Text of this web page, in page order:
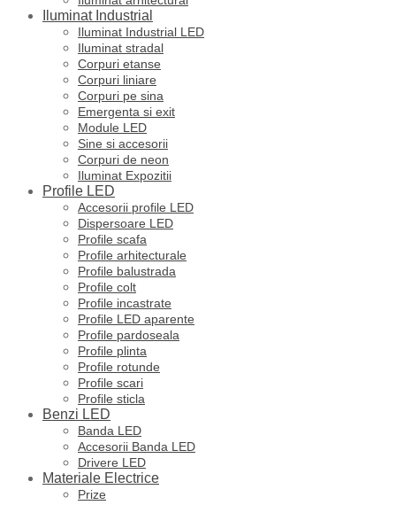
Iluminat Industrial
Iluminat Industrial LED
Iluminat stradal
Corpuri etanse
Corpuri liniare
Corpuri pe sina
Emergenta si exit
Module LED
Sine si accesorii
Corpuri de neon
Iluminat Expozitii
Profile LED
Accesorii profile LED
Dispersoare LED
Profile scafa
Profile arhitecturale
Profile balustrada
Profile colt
Profile incastrate
Profile LED aparente
Profile pardoseala
Profile plinta
Profile rotunde
Profile scari
Profile sticla
Benzi LED
Banda LED
Accesorii Banda LED
Drivere LED
Materiale Electrice
Prize